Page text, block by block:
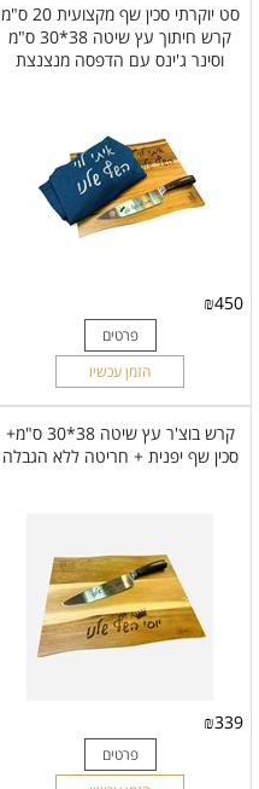
סט יוקרתי סכין שף מקצועית 20 ס"מ
קרש חיתוך עץ שיטה 38*30 ס"מ
וסינר ג'ינס עם הדפסה מנצנצת
₪450
פרטים
הזמן עכשיו
קרש בוצ'ר עץ שיטה 38*30 ס"מ+
סכין שף יפנית + חריטה ללא הגבלה
₪339
פרטים